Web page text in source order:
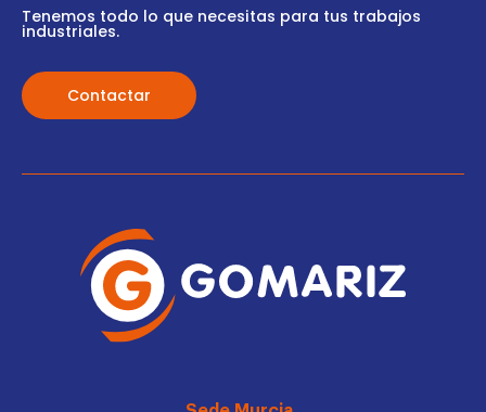
Tenemos todo lo que necesitas para tus trabajos
industriales.
Contactar